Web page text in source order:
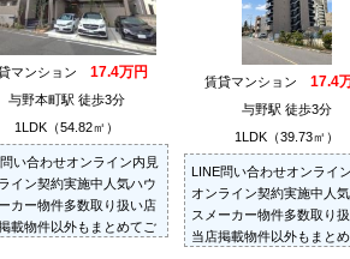
マンション 17.4万円
与野本町駅 徒歩3分
1LDK（54.82㎡）
い合わせオンライン内見
イン契約実施中人気ハウ
カー物件多数取り扱い店
載物件以外もまとめてご
賃貸マンション 17.4
与野駅 徒歩3分
1LDK（39.73㎡）
LINE問い合わせオンライ
オンライン契約実施中人
スメーカー物件多数取り
当店掲載物件以外もまと